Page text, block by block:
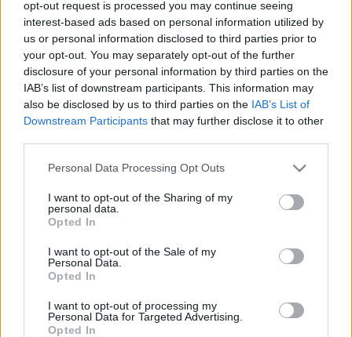
opt-out request is processed you may continue seeing
interest-based ads based on personal information utilized by
us or personal information disclosed to third parties prior to
your opt-out. You may separately opt-out of the further
disclosure of your personal information by third parties on the
IAB’s list of downstream participants. This information may
also be disclosed by us to third parties on the IAB’s List of
Downstream Participants that may further disclose it to other
Please note that this website/app uses one or more Google
not limited to your visit or usage behaviour. You may click to
grant or deny consent to Google and its third-party tags to
use your data for below specified purposes in below Google
consent section.
Personal Data Processing Opt Outs
I want to opt-out of the Sharing of my
personal data.
Opted In
I want to opt-out of the Sale of my
Personal Data.
Opted In
I want to opt-out of processing my
Personal Data for Targeted Advertising.
Opted In
Németh György
A marathóni futás legendája
Németh György
Németh György
Zeusz ligetében
Németh György